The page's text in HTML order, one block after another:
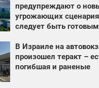
предупреждают о
угрожающих
следует быть готовым
В Израиле на
произошел теракт –
погибшая и раненые